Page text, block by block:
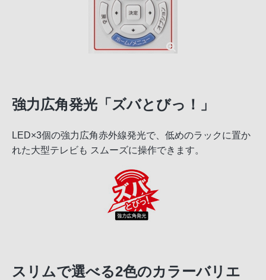
強力広角発光「ズバとびっ！」
LED×3個の強力広角赤外線発光で、低めのラックに置か
れた大型テレビも スムーズに操作できます。
スリムで選べる2色のカラーバリエ